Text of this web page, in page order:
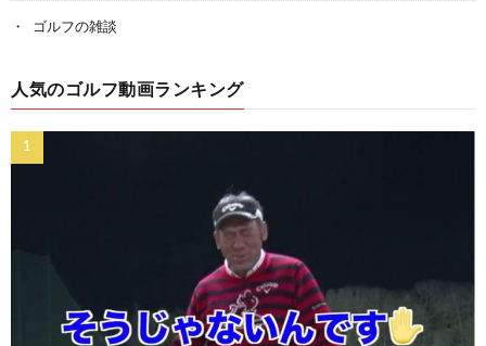
ゴルフの雑談
人気のゴルフ動画ランキング